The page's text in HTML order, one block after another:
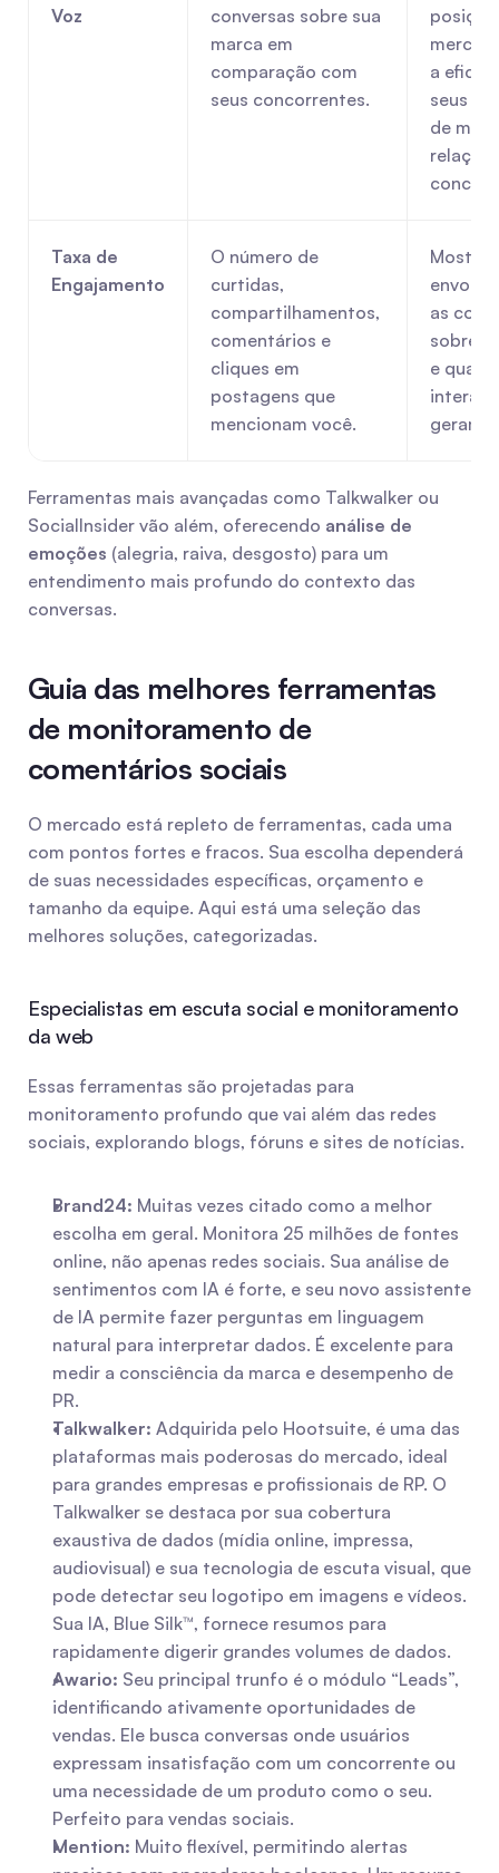
Voz
conversas sobre sua
marca em
comparação com
seus concorrentes.
a
seus
de
relação
Taxa de
Engajamento
O número de
curtidas,
compartilhamentos,
comentários e
cliques em
postagens que
mencionam você.
Mostra
as
sobre
e
geram.
Ferramentas mais avançadas como Talkwalker ou
SocialInsider vão além, oferecendo análise de
emoções (alegria, raiva, desgosto) para um
entendimento mais profundo do contexto das
conversas.
Guia das melhores ferramentas
de monitoramento de
comentários sociais
O mercado está repleto de ferramentas, cada uma
com pontos fortes e fracos. Sua escolha dependerá
de suas necessidades específicas, orçamento e
tamanho da equipe. Aqui está uma seleção das
melhores soluções, categorizadas.
Especialistas em escuta social e monitoramento
da web
Essas ferramentas são projetadas para
monitoramento profundo que vai além das redes
sociais, explorando blogs, fóruns e sites de notícias.
Brand24: Muitas vezes citado como a melhor
escolha em geral. Monitora 25 milhões de fontes
online, não apenas redes sociais. Sua análise de
sentimentos com IA é forte, e seu novo assistente
de IA permite fazer perguntas em linguagem
natural para interpretar dados. É excelente para
medir a consciência da marca e desempenho de
PR.
Talkwalker: Adquirida pelo Hootsuite, é uma das
plataformas mais poderosas do mercado, ideal
para grandes empresas e profissionais de RP. O
Talkwalker se destaca por sua cobertura
exaustiva de dados (mídia online, impressa,
audiovisual) e sua tecnologia de escuta visual, que
pode detectar seu logotipo em imagens e vídeos.
Sua IA, Blue Silk™, fornece resumos para
rapidamente digerir grandes volumes de dados.
Awario: Seu principal trunfo é o módulo “Leads”,
identificando ativamente oportunidades de
vendas. Ele busca conversas onde usuários
expressam insatisfação com um concorrente ou
uma necessidade de um produto como o seu.
Perfeito para vendas sociais.
Mention: Muito flexível, permitindo alertas